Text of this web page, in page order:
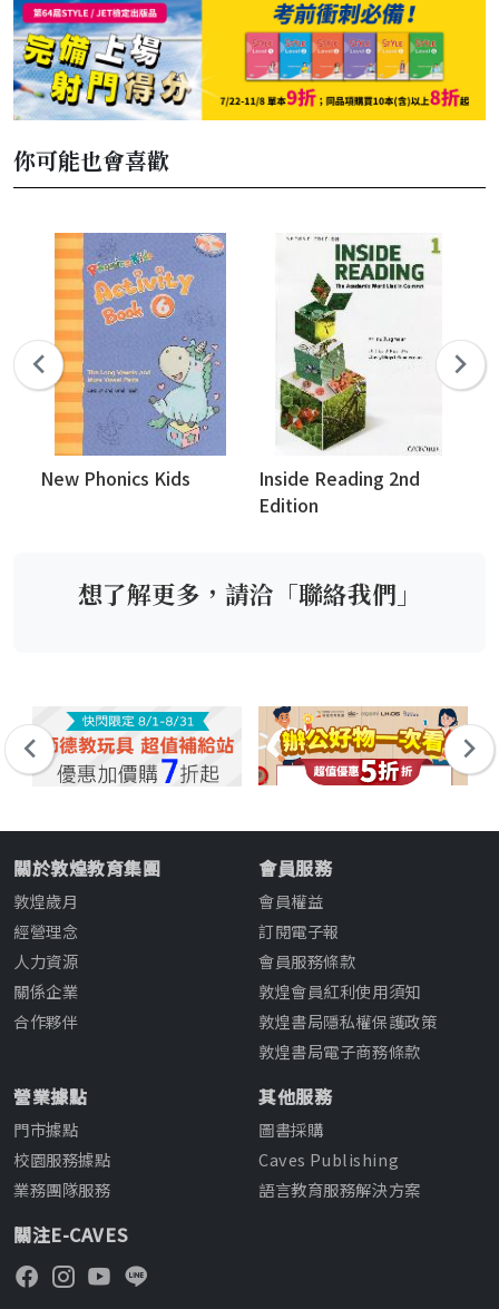
你可能也會喜歡
New Phonics Kids
Inside Reading 2nd
Edition
想了解更多，請洽「聯絡我們」
關於敦煌教育集團
敦煌歲月
經營理念
人力資源
關係企業
合作夥伴
會員服務
會員權益
訂閱電子報
會員服務條款
敦煌會員紅利使用須知
敦煌書局隱私權保護政策
敦煌書局電子商務條款
營業據點
門市據點
校園服務據點
業務團隊服務
其他服務
圖書採購
Caves Publishing
語言教育服務解決方案
關注E-CAVES